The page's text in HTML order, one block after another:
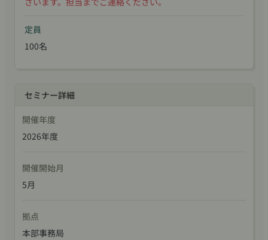
定員
100名
セミナー詳細
開催年度
2026年度
開催開始月
5月
拠点
本部事務局